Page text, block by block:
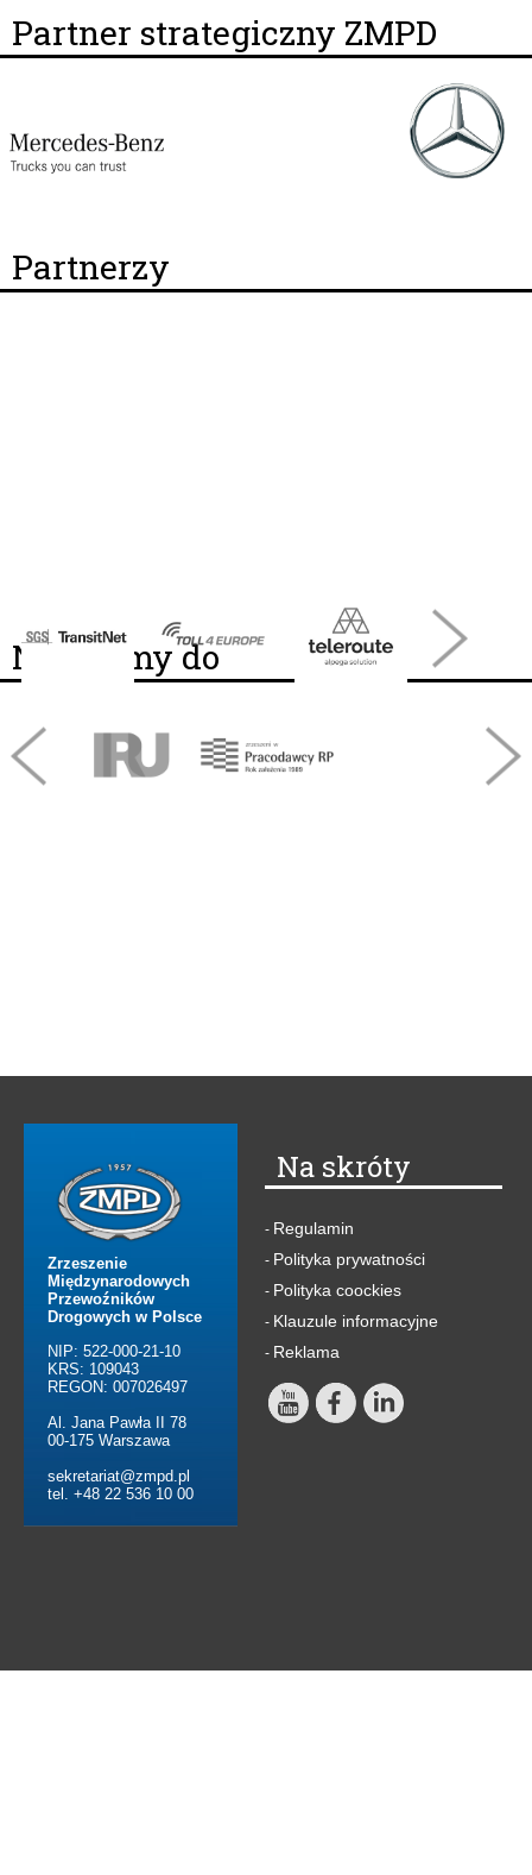
Partner strategiczny ZMPD
Partnerzy
Należymy do
Zrzeszenie
Międzynarodowych
Przewoźników
Drogowych w Polsce
NIP: 522-000-21-10
KRS: 109043
REGON: 007026497
Al. Jana Pawła II 78
00-175 Warszawa
sekretariat@zmpd.pl
tel. +48 22 536 10 00
Na skróty
- Regulamin
- Polityka prywatności
- Polityka coockies
- Klauzule informacyjne
- Reklama